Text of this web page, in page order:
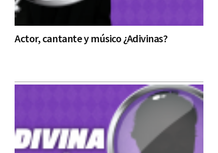
Actor, cantante y músico ¿Adivinas?